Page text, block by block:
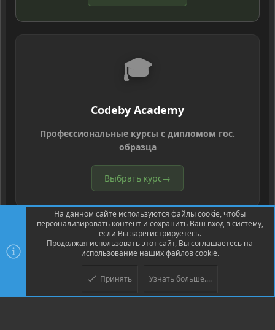
🎓
Codeby Academy
Профессиональные курсы с дипломом гос.
образца
Выбрать курс→
Community platform by XenForo ® © 2010-2026 XenForo Ltd.
© Jason Axelrod of 8WAYRUN
На данном сайте используются файлы cookie, чтобы
персонализировать контент и сохранить Ваш вход в систему,
если Вы зарегистрируетесь.
Продолжая использовать этот сайт, Вы соглашаетесь на
использование наших файлов cookie.
Принять Узнать больше....